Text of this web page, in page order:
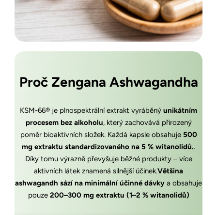
Proč Zengana Ashwagandha
KSM-66® je plnospektrální extrakt vyráběný unikátním
procesem bez alkoholu, který zachovává přirozený
poměr bioaktivních složek. Každá kapsle obsahuje 500
mg extraktu standardizovaného na 5 % witanolidů..
Díky tomu výrazně převyšuje běžné produkty – více
aktivních látek znamená silnější účinek.Většina
ashwagandh sází na minimální účinné dávky a obsahuje
pouze 200–300 mg extraktu (1–2 % witanolidů)